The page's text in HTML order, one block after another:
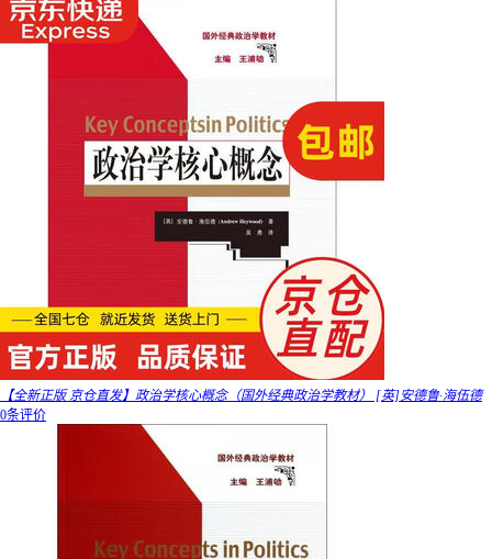
【全新正版 京仓直发】政治学核心概念（国外经典政治学教材） [英]安德鲁·海伍德
0条评价